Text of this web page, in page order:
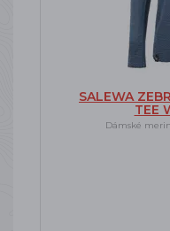
SALEWA
TEE
Dámské